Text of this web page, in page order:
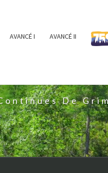
AVANCÉ I AVANCÉ II
De